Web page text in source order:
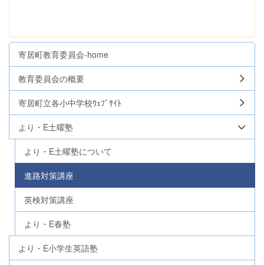
寄居町教育委員会-home
教育委員会の概要
寄居町立各小中学校ｳｪﾌﾞｻｲﾄ
より・E土曜塾
より・E土曜塾について
進路対策講座
英検対策講座
より・E春塾
より・E小学生英語塾